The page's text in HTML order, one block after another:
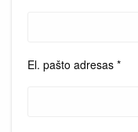
El. pašto adresas *